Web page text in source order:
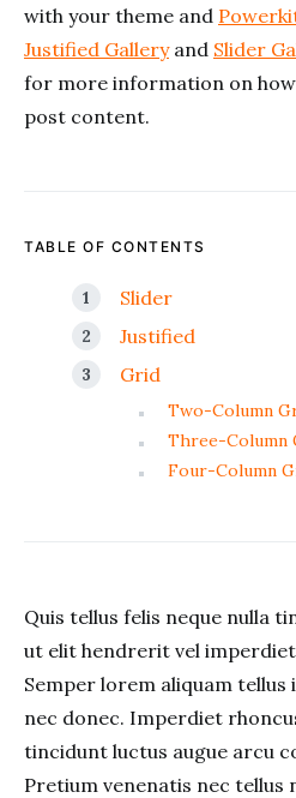
with your theme and
Justified Galleryand Slider
for more information on
post content.
TABLE OF CONTENTS
Slider
Justified
Grid
Two-Column
Three-Column
Four-Column
Quis tellus felis neque nulla
ut elit hendrerit vel
Semper lorem aliquam
nec donec. Imperdiet
tincidunt luctus augue arcu
Pretium venenatis nec tellus